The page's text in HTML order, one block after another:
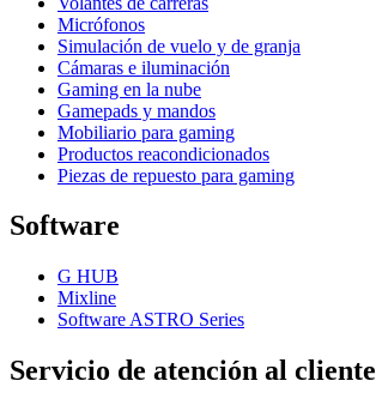
Micrófonos
Simulación de vuelo y de granja
Cámaras e iluminación
Gaming en la nube
Gamepads y mandos
Mobiliario para gaming
Productos reacondicionados
Piezas de repuesto para gaming
Software
G HUB
Mixline
Software ASTRO Series
Servicio de atención al cliente